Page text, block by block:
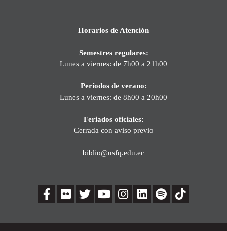
Horarios de Atención
Semestres regulares:
Lunes a viernes: de 7h00 a 21h00
Períodos de verano:
Lunes a viernes: de 8h00 a 20h00
Feriados oficiales:
Cerrada con aviso previo
biblio@usfq.edu.ec